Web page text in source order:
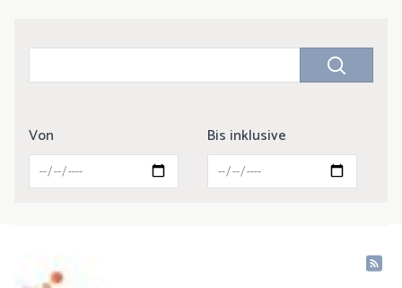
Von Bis inklusive